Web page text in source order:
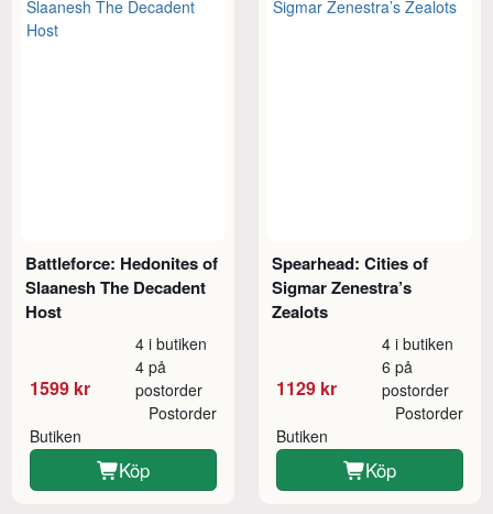
Battleforce: Hedonites of
Slaanesh The Decadent
Host
1599 kr
4 i butiken
4 på
postorder
Butiken
Postorder
Köp
Spearhead: Cities of
Sigmar Zenestra’s
Zealots
1129 kr
4 i butiken
6 på
postorder
Butiken
Postorder
Köp